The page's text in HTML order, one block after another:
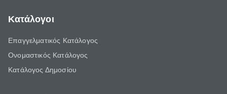
Κατάλογοι
Επαγγελματικός Κατάλογος
Ονομαστικός Κατάλογος
Κατάλογος Δημοσίου